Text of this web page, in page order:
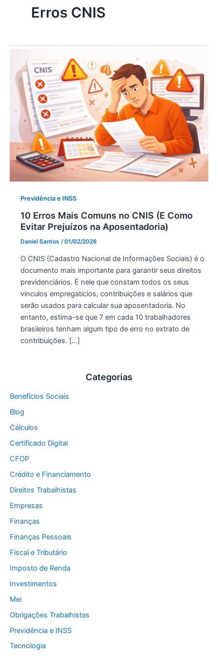
Erros CNIS
Previdência e INSS
10 Erros Mais Comuns no CNIS (E Como
Evitar Prejuízos na Aposentadoria)
Daniel Santos /01/02/2026
O CNIS (Cadastro Nacional de Informações Sociais) é o
documento mais importante para garantir seus direitos
previdenciários. É nele que constam todos os seus
vínculos empregatícios, contribuições e salários que
serão usados para calcular sua aposentadoria. No
entanto, estima-se que 7 em cada 10 trabalhadores
brasileiros tenham algum tipo de erro no extrato de
contribuições. […]
Categorias
Benefícios Sociais
Blog
Cálculos
Certificado Digital
CFOP
Crédito e Financiamento
Direitos Trabalhistas
Empresas
Finanças
Finanças Pessoais
Fiscal e Tributário
Imposto de Renda
Investimentos
Mei
Obrigações Trabalhistas
Previdência e INSS
Tecnologia